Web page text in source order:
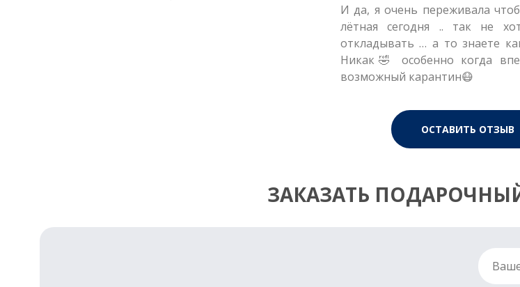
И да, я очень переживала
лётная сегодня .. так не
откладывать … а то знаете
Никак🤣 особенно когда
возможный карантин😷
ОСТАВИТЬ ОТЗЫВ
ЗАКАЗАТЬ